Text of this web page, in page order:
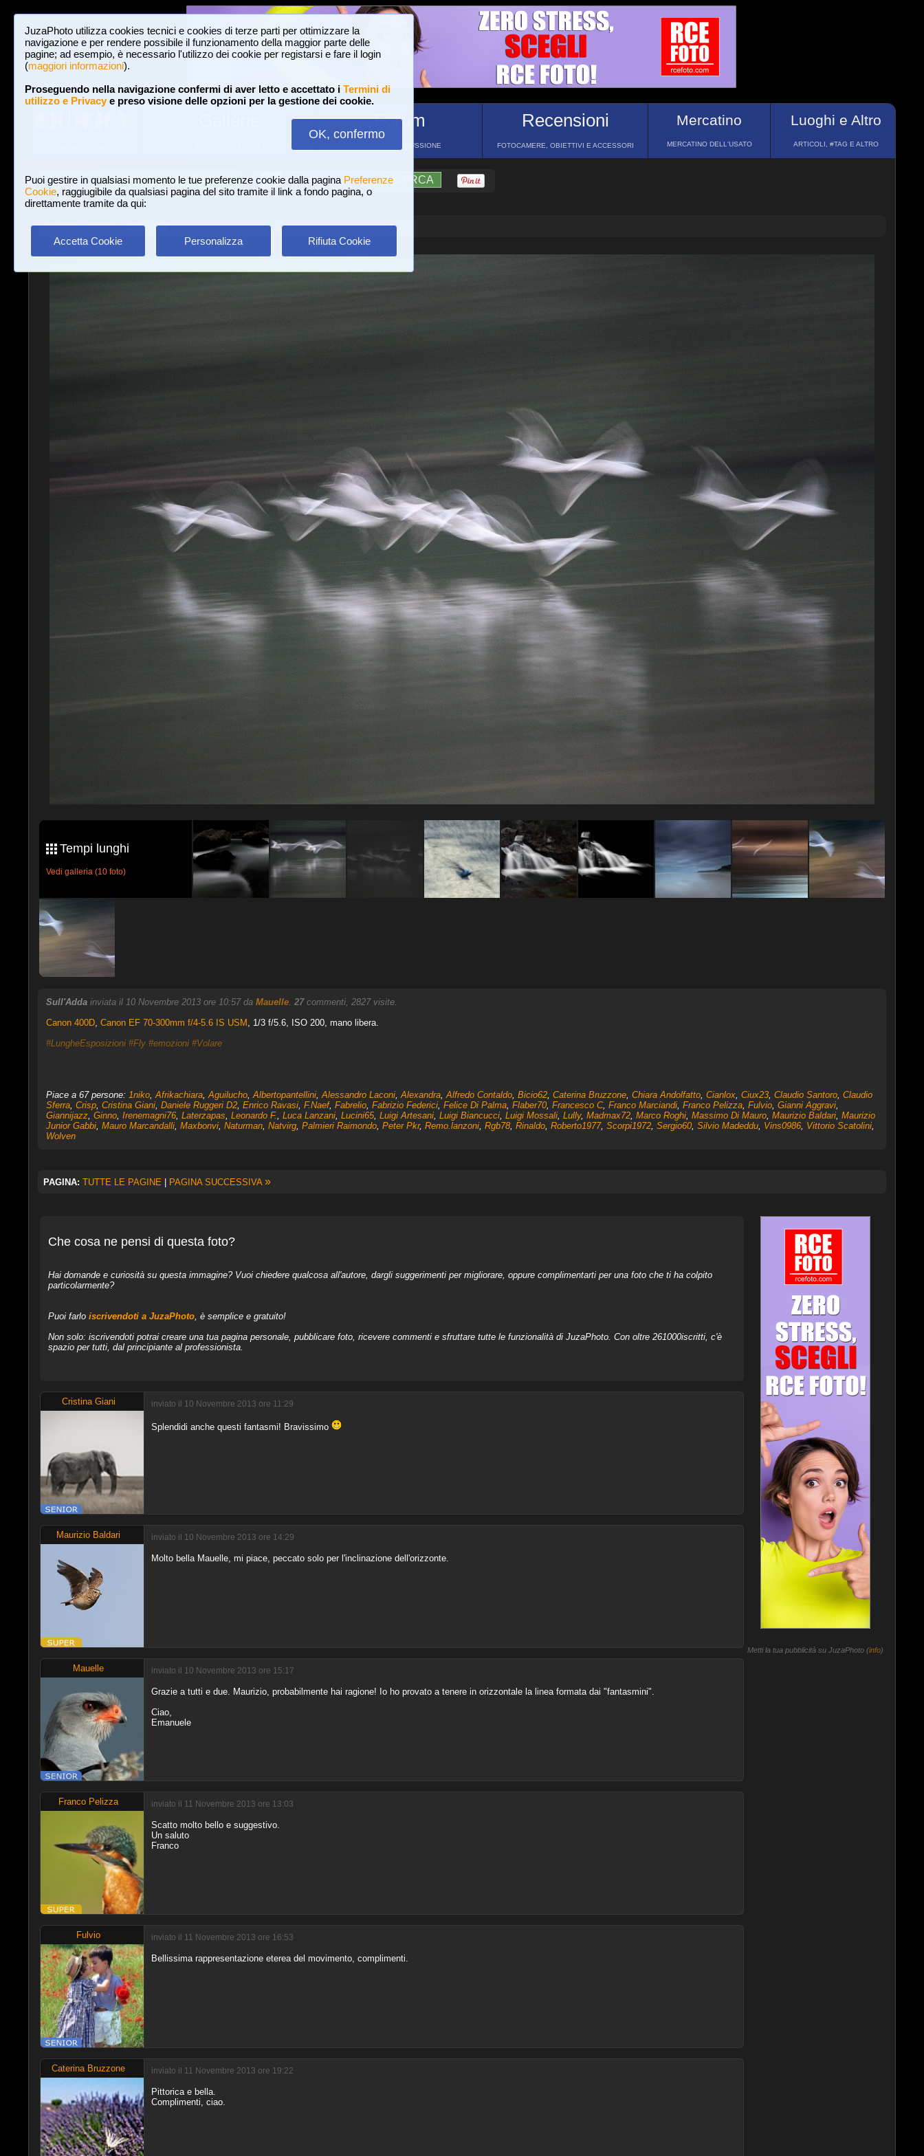
JuzaPhoto utilizza cookies tecnici e cookies di terze parti per ottimizzare la
navigazione e per rendere possibile il funzionamento della maggior parte delle
pagine; ad esempio, è necessario l'utilizzo dei cookie per registarsi e fare il login
(maggiori informazioni).
Proseguendo nella navigazione confermi di aver letto e accettato i Termini di
utilizzo e Privacye preso visione delle opzioni per la gestione dei cookie.
OK, confermo
Puoi gestire in qualsiasi momento le tue preferenze cookie dalla pagina Preferenze
Cookie, raggiugibile da qualsiasi pagina del sito tramite il link a fondo pagina, o
direttamente tramite da qui:
Accetta Cookie Personalizza Rifiuta Cookie
Forum
FORUM DI DISCUSSIONE
Recensioni
FOTOCAMERE, OBIETTIVI E ACCESSORI
Mercatino
MERCATINO DELL'USATO
Luoghi e Altro
ARTICOLI, #TAG E ALTRO
Login Iscriviti a JuzaPhoto! A A ?AIUTO RICERCA
Gallerie»Uccelli» Sull'Adda
Tempi lunghi
Vedi galleria (10 foto)
Sull'Adda inviata il 10 Novembre 2013 ore 10:57 da Mauelle. 27commenti, 2827 visite.
Canon 400D, Canon EF 70-300mm f/4-5.6 IS USM , 1/3 f/5.6, ISO 200, mano libera.
#LungheEsposizioni #Fly #emozioni #Volare
Piace a 67 persone: 1niko,Afrikachiara,Aguilucho,Albertopantellini,Alessandro Laconi,Alexandra,Alfredo Contaldo, Bicio62, Caterina Bruzzone, Chiara Andolfatto, Cianlox, Ciux23, Claudio Santoro, Claudio
Sferra, Crisp, Cristina Giani, Daniele Ruggeri D2, Enrico Ravasi, F.Naef, Fabrelio, Fabrizio Federici, Felice Di Palma, Flaber70, Francesco C, Franco Marciandi, Franco Pelizza, Fulvio, Gianni Aggravi,
Giannijazz, Ginno, Irenemagni76, Laterzapas, Leonardo F., Luca Lanzani, Lucini65, Luigi Artesani, Luigi Biancucci, Luigi Mossali, Lully, Madmax72, Marco Roghi, Massimo Di Mauro, Maurizio Baldari, Maurizio
Junior Gabbi, Mauro Marcandalli, Maxbonvi, Naturman, Natvirg, Palmieri Raimondo, Peter Pkr, Remo.lanzoni, Rgb78, Rinaldo, Roberto1977, Scorpi1972, Sergio60, Silvio Madeddu, Vins0986, Vittorio Scatolini,
Wolven
PAGINA: TUTTE LE PAGINE PAGINA SUCCESSIVA »
Che cosa ne pensi di questa foto?
Hai domande e curiosità su questa immagine? Vuoi chiedere qualcosa all'autore, dargli suggerimenti per migliorare, oppure complimentarti per una foto che ti ha colpito
particolarmente?
Puoi farlo iscrivendoti a JuzaPhoto, è semplice e gratuito!
Non solo: iscrivendoti potrai creare una tua pagina personale, pubblicare foto, ricevere commenti e sfruttare tutte le funzionalità di JuzaPhoto. Con oltre 261000iscritti, c'è
spazio per tutti, dal principiante al professionista.
Cristina Giani inviato il 10 Novembre 2013 ore 11:29
Splendidi anche questi fantasmi! Bravissimo
Maurizio Baldari inviato il 10 Novembre 2013 ore 14:29
Molto bella Mauelle, mi piace, peccato solo per l'inclinazione dell'orizzonte.
Mauelle inviato il 10 Novembre 2013 ore 15:17
Grazie a tutti e due. Maurizio, probabilmente hai ragione! Io ho provato a tenere in orizzontale la linea formata dai "fantasmini".
Ciao,
Emanuele
Franco Pelizza inviato il 11 Novembre 2013 ore 13:03
Scatto molto bello e suggestivo.
Un saluto
Franco
Fulvio inviato il 11 Novembre 2013 ore 16:53
Bellissima rappresentazione eterea del movimento, complimenti.
Caterina Bruzzone inviato il 11 Novembre 2013 ore 19:22
Pittorica e bella.
Complimenti, ciao.
Metti la tua pubblicità su JuzaPhoto (info)